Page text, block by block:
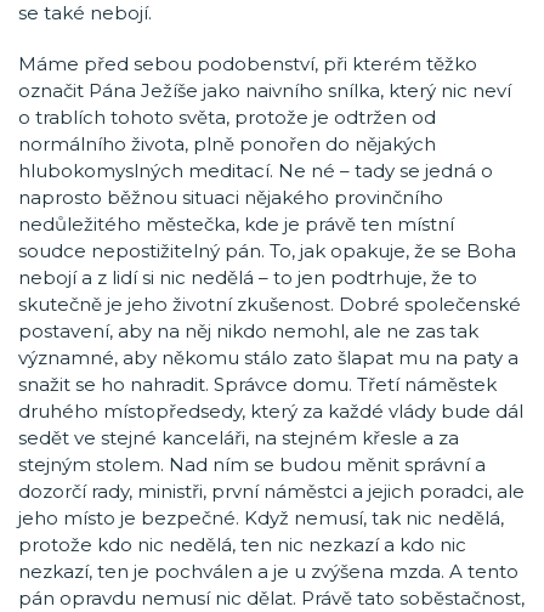
se také nebojí.
Máme před sebou podobenství, při kterém těžko
označit Pána Ježíše jako naivního snílka, který nic neví
o trablích tohoto světa, protože je odtržen od
normálního života, plně ponořen do nějakých
hlubokomyslných meditací. Ne né – tady se jedná o
naprosto běžnou situaci nějakého provinčního
nedůležitého městečka, kde je právě ten místní
soudce nepostižitelný pán. To, jak opakuje, že se Boha
nebojí a z lidí si nic nedělá – to jen podtrhuje, že to
skutečně je jeho životní zkušenost. Dobré společenské
postavení, aby na něj nikdo nemohl, ale ne zas tak
významné, aby někomu stálo zato šlapat mu na paty a
snažit se ho nahradit. Správce domu. Třetí náměstek
druhého místopředsedy, který za každé vlády bude dál
sedět ve stejné kanceláři, na stejném křesle a za
stejným stolem. Nad ním se budou měnit správní a
dozorčí rady, ministři, první náměstci a jejich poradci, ale
jeho místo je bezpečné. Když nemusí, tak nic nedělá,
protože kdo nic nedělá, ten nic nezkazí a kdo nic
nezkazí, ten je pochválen a je u zvýšena mzda. A tento
pán opravdu nemusí nic dělat. Právě tato soběstačnost,